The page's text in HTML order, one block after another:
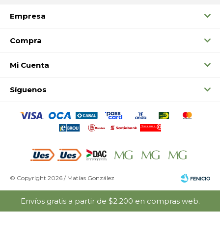
Empresa
Compra
Mi Cuenta
Síguenos
© Copyright 2026 / Matías González
Envíos gratis a partir de $2.200 en compras web.